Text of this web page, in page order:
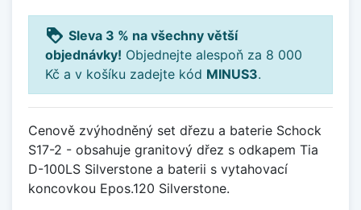
loyalty Sleva 3 % na všechny větší
objednávky! Objednejte alespoň za 8 000
Kč a v košíku zadejte kód MINUS3.
Cenově zvýhodněný set dřezu a baterie Schock
S17-2 - obsahuje granitový dřez s odkapem Tia
D-100LS Silverstone a baterii s vytahovací
koncovkou Epos.120 Silverstone.